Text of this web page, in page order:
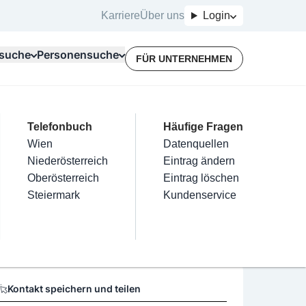
KarriereÜber uns Login
Kategorien
Friseur
Nägel
Haarentfernung
Make-Up
Für Unternehmer
Terminbuchung
Kostenlose Beratung
Top Branchen
Elektriker
Installateure
Maler & Lackierer
Branchen A-Z
Mein Firmeneintrag
Eintrag hinzufügen
Eintrag beanspruchen
Eintrag verwalten
Eintrag bewerben
Personensuche
Telefonbuch
Wien
Niederösterreich
Oberösterreich
Steiermark
Häufige Fragen
Datenquellen
Eintrag ändern
Eintrag löschen
Kundenservice
FÜR UNTERNEHMEN
Fahri
Öffnungszeiten
Kontakt speichern und teilen